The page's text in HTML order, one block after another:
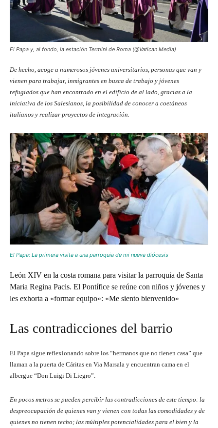
El Papa y, al fondo, la estación Termini de Roma (@Vatican Media)
De hecho, acoge a numerosos jóvenes universitarios, personas que van y
vienen para trabajar, inmigrantes en busca de trabajo y jóvenes
refugiados que han encontrado en el edificio de al lado, gracias a la
iniciativa de los Salesianos, la posibilidad de conocer a coetáneos
italianos y realizar proyectos de integración.
El Papa: La primera visita a una parroquia de mi nueva diócesis
León XIV en la costa romana para visitar la parroquia de Santa
Maria Regina Pacis. El Pontífice se reúne con niños y jóvenes y
les exhorta a «formar equipo»: «Me siento bienvenido»
Las contradicciones del barrio
El Papa sigue reflexionando sobre los “hermanos que no tienen casa” que
llaman a la puerta de Cáritas en Via Marsala y encuentran cama en el
albergue “Don Luigi Di Liegro”.
En pocos metros se pueden percibir las contradicciones de este tiempo: la
despreocupación de quienes van y vienen con todas las comodidades y de
quienes no tienen techo; las múltiples potencialidades para el bien y la